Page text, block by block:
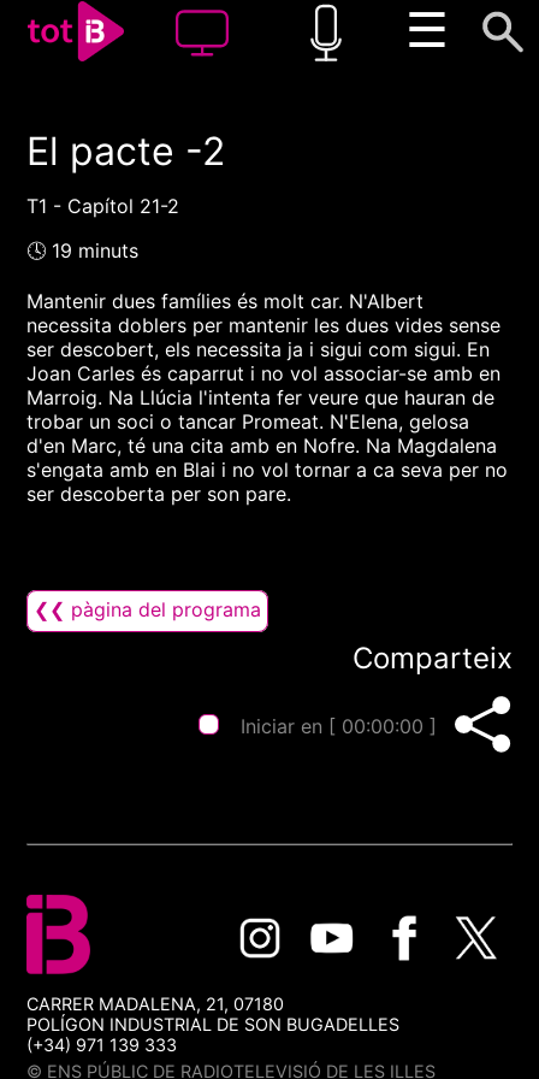
☰
00:00 00:00
1x
El pacte -2
T1 - Capítol 21-2
🕓 19 minuts
Mantenir dues famílies és molt car. N'Albert
necessita doblers per mantenir les dues vides sense
ser descobert, els necessita ja i sigui com sigui. En
Joan Carles és caparrut i no vol associar-se amb en
Marroig. Na Llúcia l'intenta fer veure que hauran de
trobar un soci o tancar Promeat. N'Elena, gelosa
d'en Marc, té una cita amb en Nofre. Na Magdalena
s'engata amb en Blai i no vol tornar a ca seva per no
ser descoberta per son pare.
❮❮ pàgina del programa
Comparteix
Iniciar en [ 00:00:00 ]
CARRER MADALENA, 21, 07180
POLÍGON INDUSTRIAL DE SON BUGADELLES
(+34) 971 139 333
© ENS PÚBLIC DE RADIOTELEVISIÓ DE LES ILLES